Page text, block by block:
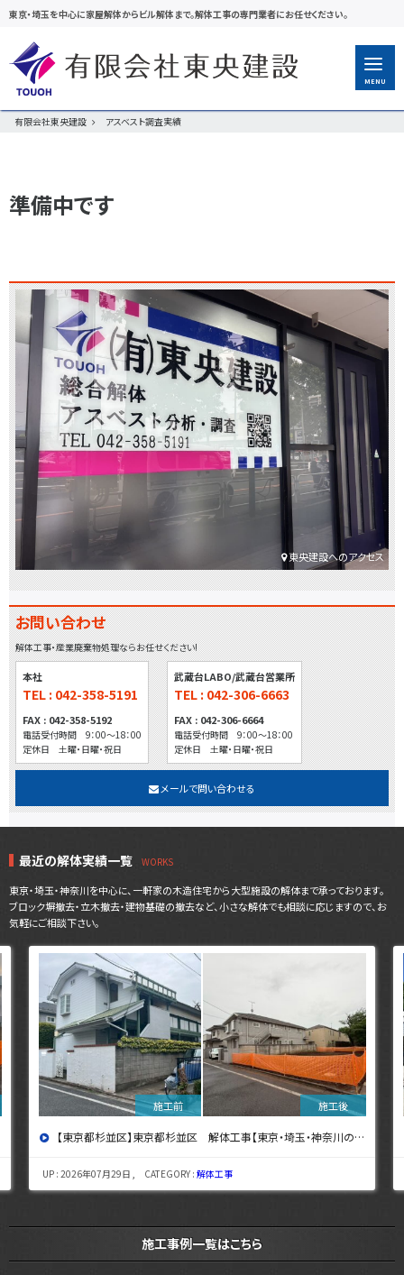
東京・埼玉を中心に家屋解体からビル解体まで。解体工事の専門業者にお任せください。
MENU
有限会社東央建設 アスベスト調査実績
準備中です
東央建設へのアクセス
お問い合わせ
解体工事・産業廃棄物処理ならお任せください!
本社
TEL : 042-358-5191
FAX : 042-358-5192
電話受付時間 9：00～18：00
定休日 土曜・日曜・祝日
武蔵台LABO/武蔵台営業所
TEL : 042-306-6663
FAX : 042-306-6664
電話受付時間 9：00～18：00
定休日 土曜・日曜・祝日
メールで問い合わせる
最近の解体実績一覧
東京・埼玉・神奈川を中心に、一軒家の木造住宅から大型施設の解体まで承っております。
ブロック塀撤去・立木撤去・建物基礎の撤去など、小さな解体でも相談に応じますので、お
気軽にご相談下さい。
【東京都杉並区】東京都杉並区 解体工事【東京・埼玉・神奈川の解体工事なら東央建設へ】
UP : 2026年07月29日 , CATEGORY :解体工事
施工事例一覧はこちら